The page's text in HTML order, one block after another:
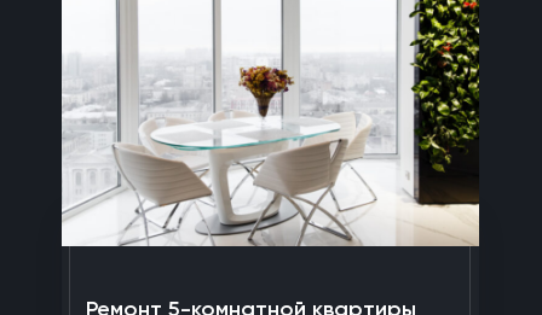
Ремонт 5-комнатной квартиры